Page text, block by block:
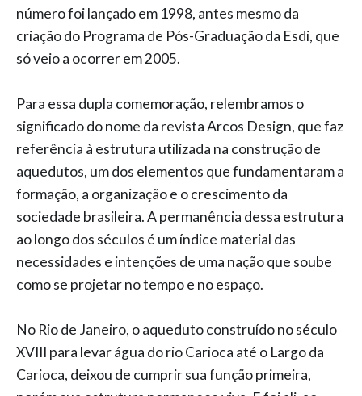
número foi lançado em 1998, antes mesmo da
criação do Programa de Pós-Graduação da Esdi, que
só veio a ocorrer em 2005.
Para essa dupla comemoração, relembramos o
significado do nome da revista Arcos Design, que faz
referência à estrutura utilizada na construção de
aquedutos, um dos elementos que fundamentaram a
formação, a organização e o crescimento da
sociedade brasileira. A permanência dessa estrutura
ao longo dos séculos é um índice material das
necessidades e intenções de uma nação que soube
como se projetar no tempo e no espaço.
No Rio de Janeiro, o aqueduto construído no século
XVIII para levar água do rio Carioca até o Largo da
Carioca, deixou de cumprir sua função primeira,